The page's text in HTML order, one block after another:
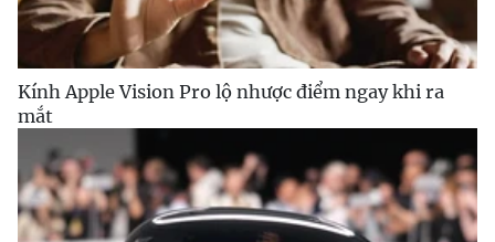
Kính Apple Vision Pro lộ nhược điểm ngay khi ra
mắt